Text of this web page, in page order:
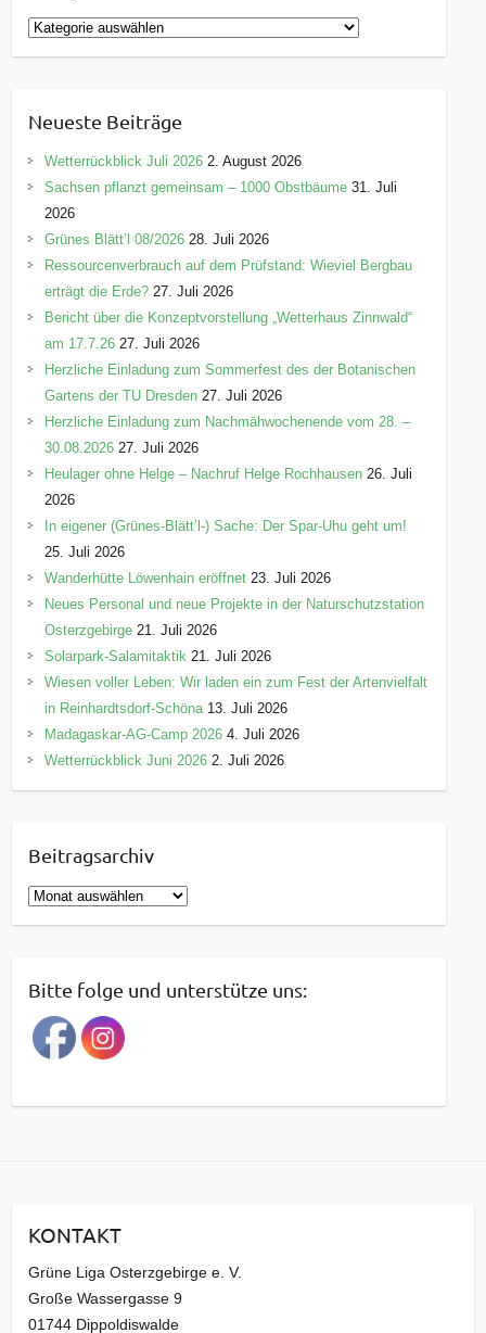
K
a
g
o
r
e
n
Neueste Beiträge
Wetterrückblick Juli 2026 2. August 2026
Sachsen pflanzt gemeinsam – 1000 Obstbäume 31. Juli
2026
Grünes Blätt’l 08/2026 28. Juli 2026
Ressourcenverbrauch auf dem Prüfstand: Wieviel Bergbau
erträgt die Erde? 27. Juli 2026
Bericht über die Konzeptvorstellung „Wetterhaus Zinnwald“
am 17.7.26 27. Juli 2026
Herzliche Einladung zum Sommerfest des der Botanischen
Gartens der TU Dresden 27. Juli 2026
Herzliche Einladung zum Nachmähwochenende vom 28. –
30.08.2026 27. Juli 2026
Heulager ohne Helge – Nachruf Helge Rochhausen 26. Juli
2026
In eigener (Grünes-Blätt’l-) Sache: Der Spar-Uhu geht um!
25. Juli 2026
Wanderhütte Löwenhain eröffnet 23. Juli 2026
Neues Personal und neue Projekte in der Naturschutzstation
Osterzgebirge 21. Juli 2026
Solarpark-Salamitaktik 21. Juli 2026
Wiesen voller Leben: Wir laden ein zum Fest der Artenvielfalt
in Reinhardtsdorf-Schöna 13. Juli 2026
Madagaskar-AG-Camp 2026 4. Juli 2026
Wetterrückblick Juni 2026 2. Juli 2026
Beitragsarchiv
B
e
r
a
g
a
v
Bitte folge und unterstütze uns:
KONTAKT
Grüne Liga Osterzgebirge e. V.
Große Wassergasse 9
01744 Dippoldiswalde